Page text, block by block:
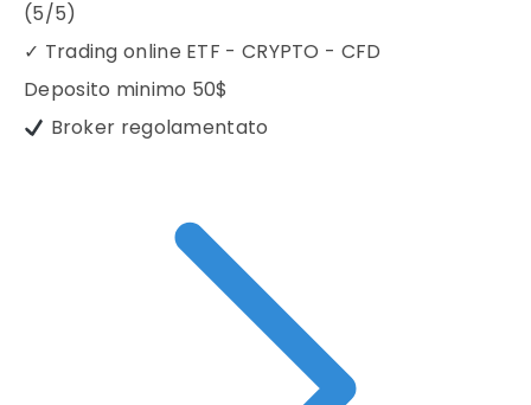
(5/5)
✓ Trading online ETF - CRYPTO - CFD
Deposito minimo 50$
Broker regolamentato